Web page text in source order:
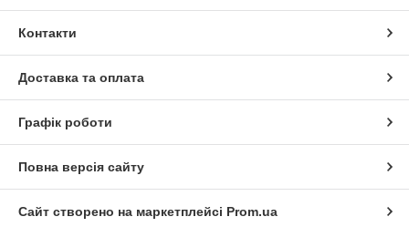
Контакти
Доставка та оплата
Графік роботи
Повна версія сайту
Сайт створено на маркетплейсі Prom.ua